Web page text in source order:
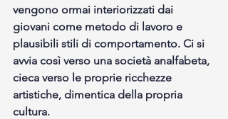
vengono ormai interiorizzati dai
giovani come metodo di lavoro e
plausibili stili di comportamento. Ci si
avvia così verso una società analfabeta,
cieca verso le proprie ricchezze
artistiche, dimentica della propria
cultura.